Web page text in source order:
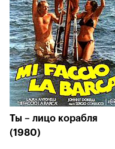
Ты – лицо корабля
(1980)